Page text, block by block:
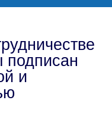
и